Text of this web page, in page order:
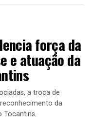
força da
e atuação da
a troca de
da
Tocantins.